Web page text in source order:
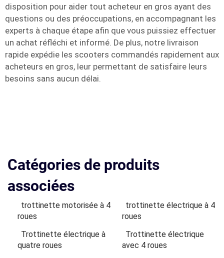
disposition pour aider tout acheteur en gros ayant des
questions ou des préoccupations, en accompagnant les
experts à chaque étape afin que vous puissiez effectuer
un achat réfléchi et informé. De plus, notre livraison
rapide expédie les scooters commandés rapidement aux
acheteurs en gros, leur permettant de satisfaire leurs
besoins sans aucun délai.
Catégories de produits
associées
trottinette motorisée à 4
roues
trottinette électrique à 4
roues
Trottinette électrique à
quatre roues
Trottinette électrique
avec 4 roues